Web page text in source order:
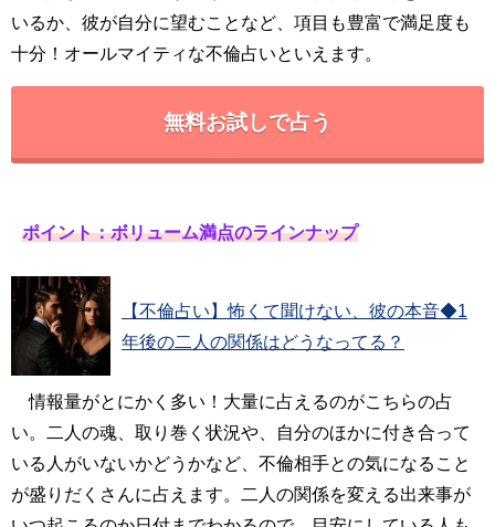
いるか、彼が自分に望むことなど、項目も豊富で満足度も
十分！オールマイティな不倫占いといえます。
無料お試しで占う
ポイント：ボリューム満点のラインナップ
【不倫占い】怖くて聞けない、彼の本音◆1
年後の二人の関係はどうなってる？
情報量がとにかく多い！大量に占えるのがこちらの占
い。二人の魂、取り巻く状況や、自分のほかに付き合って
いる人がいないかどうかなど、不倫相手との気になること
が盛りだくさんに占えます。二人の関係を変える出来事が